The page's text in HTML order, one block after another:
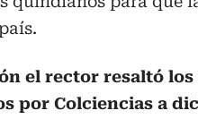
el rector resaltó los
por Colciencias a